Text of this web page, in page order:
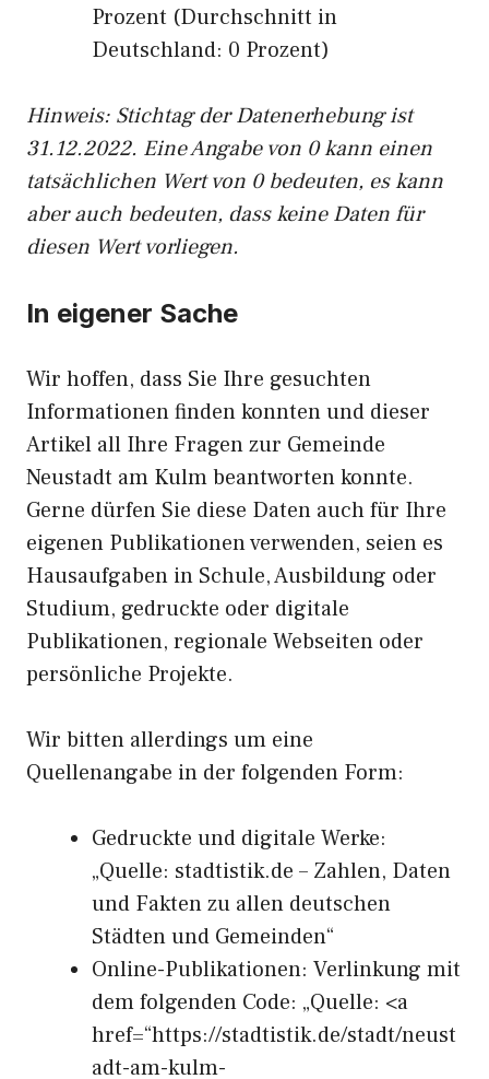
Prozent (Durchschnitt in
Deutschland: 0 Prozent)
Hinweis: Stichtag der Datenerhebung ist
31.12.2022. Eine Angabe von 0 kann einen
tatsächlichen Wert von 0 bedeuten, es kann
aber auch bedeuten, dass keine Daten für
diesen Wert vorliegen.
In eigener Sache
Wir hoffen, dass Sie Ihre gesuchten
Informationen finden konnten und dieser
Artikel all Ihre Fragen zur Gemeinde
Neustadt am Kulm beantworten konnte.
Gerne dürfen Sie diese Daten auch für Ihre
eigenen Publikationen verwenden, seien es
Hausaufgaben in Schule, Ausbildung oder
Studium, gedruckte oder digitale
Publikationen, regionale Webseiten oder
persönliche Projekte.
Wir bitten allerdings um eine
Quellenangabe in der folgenden Form:
Gedruckte und digitale Werke:
„Quelle: stadtistik.de – Zahlen, Daten
und Fakten zu allen deutschen
Städten und Gemeinden“
Online-Publikationen: Verlinkung mit
dem folgenden Code: „Quelle: <a
href=“https://stadtistik.de/stadt/neust
adt-am-kulm-